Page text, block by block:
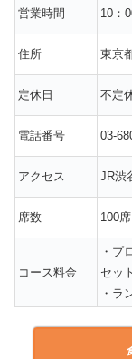
営業時間 10：
住所 東京
定休日 不定
電話番号 03-
アクセス JR渋
席数 100席
コース料金
・プ
セッ
・ラ